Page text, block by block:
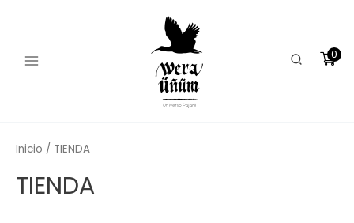
Buscar
0
Inicio / TIENDA
TIENDA